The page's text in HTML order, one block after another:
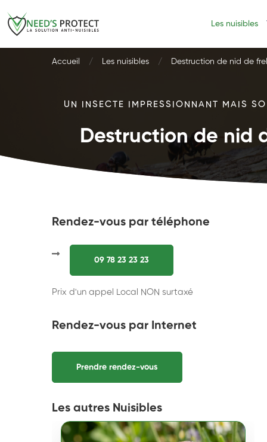
Les nuisibles
Accueil Les nuisibles Destruction de nid de
UN INSECTE IMPRESSIONNANT MAIS
Destruction de nid
Rendez-vous par téléphone
09 78 23 23 23
Prix d'un appel Local NON surtaxé
Rendez-vous par Internet
Prendre rendez-vous
Les autres Nuisibles